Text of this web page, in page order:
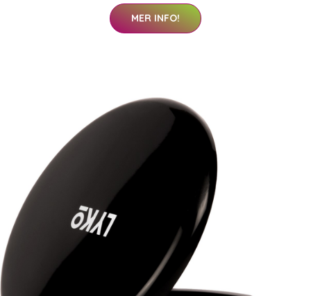
MER INFO!